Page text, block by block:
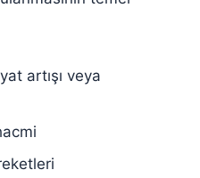
artışı veya